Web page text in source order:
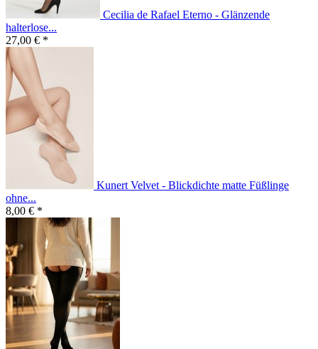
Cecilia de Rafael Eterno - Glänzende
halterlose...
27,00 € *
Kunert Velvet - Blickdichte matte Füßlinge
ohne...
8,00 € *